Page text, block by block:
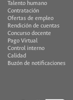
Talento humano
Contratación
Ofertas de empleo
Rendición de cuentas
Concurso docente
Pago Virtual
Control interno
Calidad
Buzón de notificaciones